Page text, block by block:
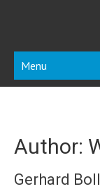
Menu
Author:
Gerhard